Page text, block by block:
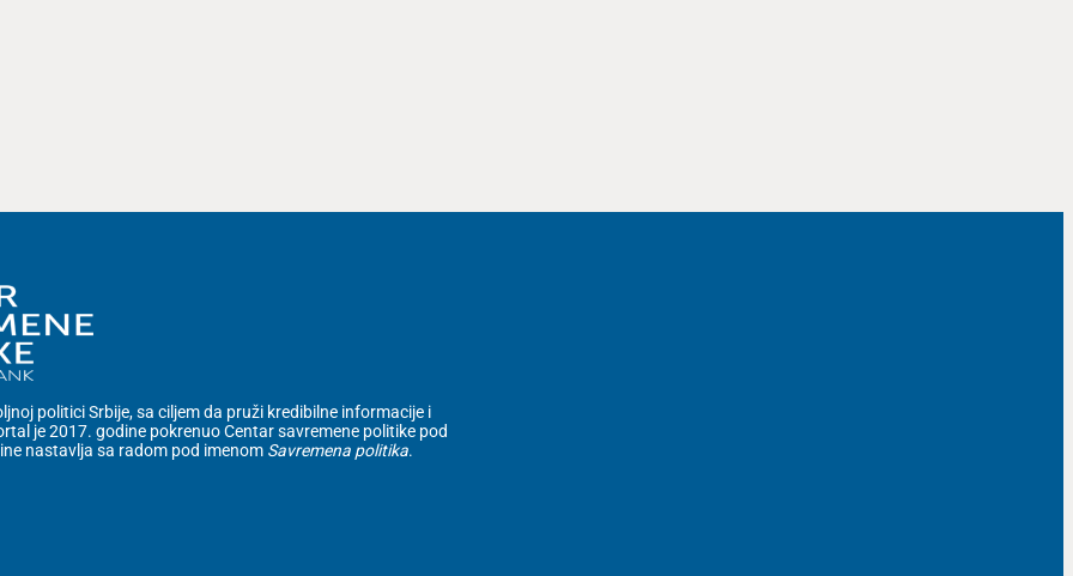
politici Srbije, sa ciljem da pruži kredibilne informacije i
je 2017. godine pokrenuo Centar savremene politike pod
nastavlja sa radom pod imenom Savremena politika.